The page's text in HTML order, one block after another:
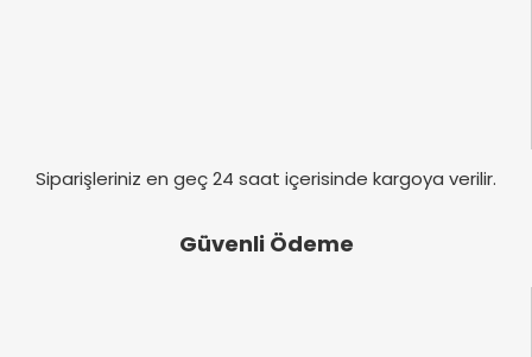
Siparişleriniz en geç 24 saat içerisinde kargoya verilir.
Güvenli Ödeme